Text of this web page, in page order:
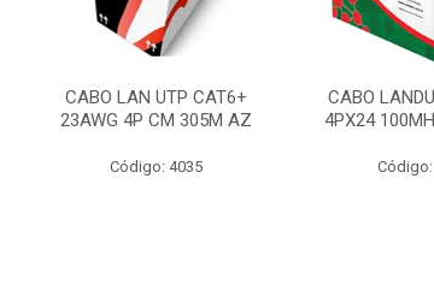
CABO LAN UTP CAT6+
23AWG 4P CM 305M AZ
Código: 4035
CABO
4PX24
Código: